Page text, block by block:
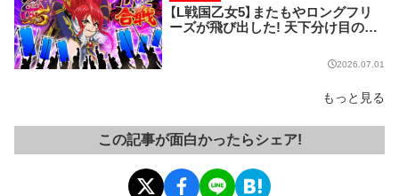
【L戦国乙女5】またもやロングフリ
ーズが飛び出した! 天下分け目のLI
2026.07.01
もっと見る
この記事が面白かったらシェア!